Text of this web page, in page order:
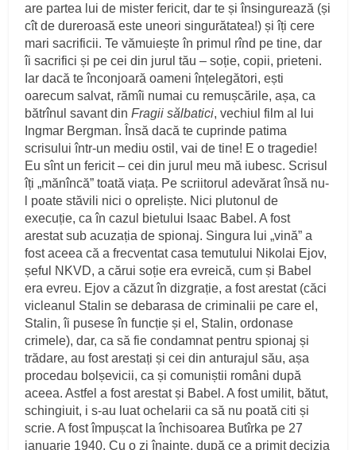
are partea lui de mister fericit, dar te și însingurează (și
cît de dureroasă este uneori singurătatea!) și îți cere
mari sacrificii. Te vămuiește în primul rînd pe tine, dar
îi sacrifici și pe cei din jurul tău – soție, copii, prieteni.
Iar dacă te înconjoară oameni înțelegători, ești
oarecum salvat, rămîi numai cu remușcările, așa, ca
bătrînul savant dinFragii sălbatici, vechiul film al lui
Ingmar Bergman. Însă dacă te cuprinde patima
scrisului într-un mediu ostil, vai de tine! E o tragedie!
Eu sînt un fericit – cei din jurul meu mă iubesc. Scrisul
îți „mănîncă” toată viața. Pe scriitorul adevărat însă nu-
l poate stăvili nici o opreliște. Nici plutonul de
execuție, ca în cazul bietului Isaac Babel. A fost
arestat sub acuzația de spionaj. Singura lui „vină” a
fost aceea că a frecventat casa temutului Nikolai Ejov,
șeful NKVD, a cărui soție era evreică, cum și Babel
era evreu. Ejov a căzut în dizgrație, a fost arestat (căci
vicleanul Stalin se debarasa de criminalii pe care el,
Stalin, îi pusese în funcție și el, Stalin, ordonase
crimele), dar, ca să fie condamnat pentru spionaj și
trădare, au fost arestați și cei din anturajul său, așa
procedau bolșevicii, ca și comuniștii români după
aceea. Astfel a fost arestat și Babel. A fost umilit, bătut,
schingiuit, i s-au luat ochelarii ca să nu poată citi și
scrie. A fost împușcat la închisoarea Butîrka pe 27
ianuarie 1940. Cu o zi înainte, după ce a primit decizia